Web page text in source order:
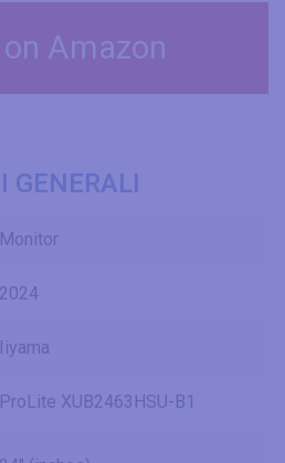
Amazon
GENERALI
Monitor
2024
Iiyama
ProLite XUB2463HSU-B1